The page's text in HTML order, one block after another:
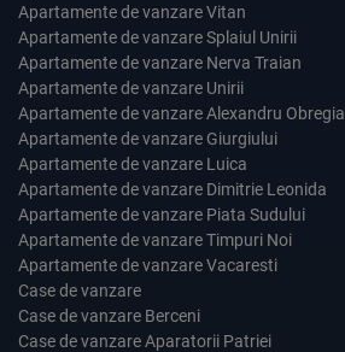
Apartamente de vanzare Vitan
Apartamente de vanzare Splaiul Unirii
Apartamente de vanzare Nerva Traian
Apartamente de vanzare Unirii
Apartamente de vanzare Alexandru Obregia
Apartamente de vanzare Giurgiului
Apartamente de vanzare Luica
Apartamente de vanzare Dimitrie Leonida
Apartamente de vanzare Piata Sudului
Apartamente de vanzare Timpuri Noi
Apartamente de vanzare Vacaresti
Case de vanzare
Case de vanzare Berceni
Case de vanzare Aparatorii Patriei